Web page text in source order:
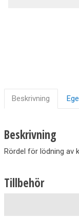
Beskrivning
Beskrivning
Rördel för lödning av
Tillbehör